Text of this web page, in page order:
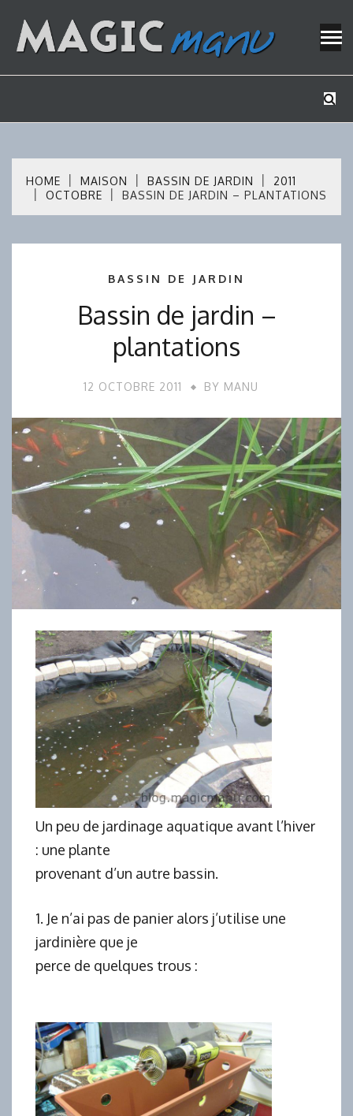
content
HOME MAISON BASSIN DE JARDIN
2011
OCTOBRE
BASSIN DE JARDIN – PLANTATIONS
BASSIN DE JARDIN
Bassin de jardin –
plantations
12 OCTOBRE 2011 BY MANU
Un peu de jardinage aquatique avant l’hiver
: une plante
provenant d’un autre bassin.
1. Je n’ai pas de panier alors j’utilise une
jardinière que je
perce de quelques trous :